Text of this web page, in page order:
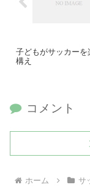
子どもがサッカー
構え
コメント
ホーム サ